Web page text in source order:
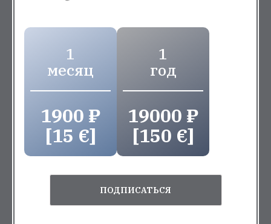
1
месяц
1900 ₽
[15 €]
1
год
19000 ₽
[150 €]
ПОДПИСАТЬСЯ